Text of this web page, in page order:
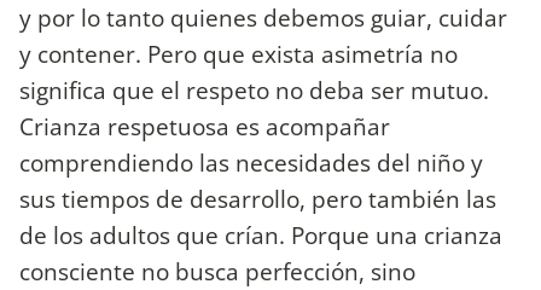
y por lo tanto quienes debemos guiar, cuidar
y contener. Pero que exista asimetría no
significa que el respeto no deba ser mutuo.
Crianza respetuosa es acompañar
comprendiendo las necesidades del niño y
sus tiempos de desarrollo, pero también las
de los adultos que crían. Porque una crianza
consciente no busca perfección, sino